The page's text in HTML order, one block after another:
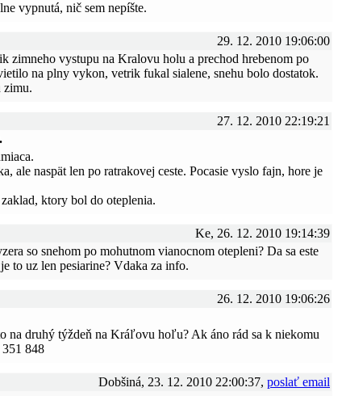
vypnutá, nič sem nepíšte.
29. 12. 2010 19:06:00
zimneho vystupu na Kralovu holu a prechod hrebenom po
na plny vykon, vetrik fukal sialene, snehu bolo dostatok.
zimu.
27. 12. 2010 22:19:21
ale naspät len po ratrakovej ceste. Pocasie vyslo fajn, hore je
ktory bol do oteplenia.
Ke, 26. 12. 2010 19:14:39
so snehom po mohutnom vianocnom otepleni? Da sa este
to uz len pesiarine? Vdaka za info.
26. 12. 2010 19:06:26
na druhý týždeň na Kráľovu hoľu? Ak áno rád sa k niekomu
848
Dobšiná, 23. 12. 2010 22:00:37, poslať email